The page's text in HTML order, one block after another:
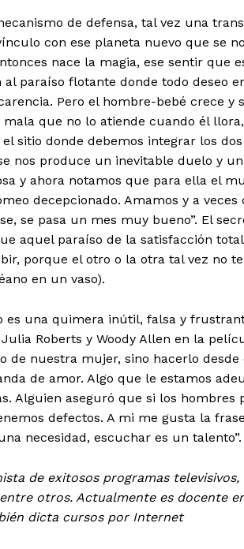
de defensa, tal vez una
con ese planeta nuevo que se
nace la magia, ese sentir que
al paraíso flotante donde todo deseo
Pero el hombre-bebé crece y
que no lo atiende cuando él
sitio donde debemos integrar los
nos produce un inevitable duelo y
y ahora notamos que para ella el
decepcionado. Amamos y a
se pasa un mes muy bueno”. El
aquel paraíso de la satisfacción
porque el otro o la otra tal vez no
en un vaso).
es una quimera inútil, falsa y
Roberts y Woody Allen en la
de nuestra mujer, sino hacerlo
de amor. Algo que le estamos
Alguien aseguró que si los
defectos. A mi me gusta la
necesidad, escuchar es un talento”.
de exitosos programas
otros. Actualmente es docente
dicta cursos por Internet